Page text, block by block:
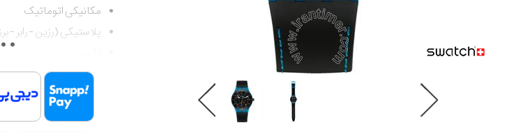
مکانیکی اتوماتیک
پلاستیکی (رزین - رابر -
عقربه ای آنالوگ
اسپرت
مردانه